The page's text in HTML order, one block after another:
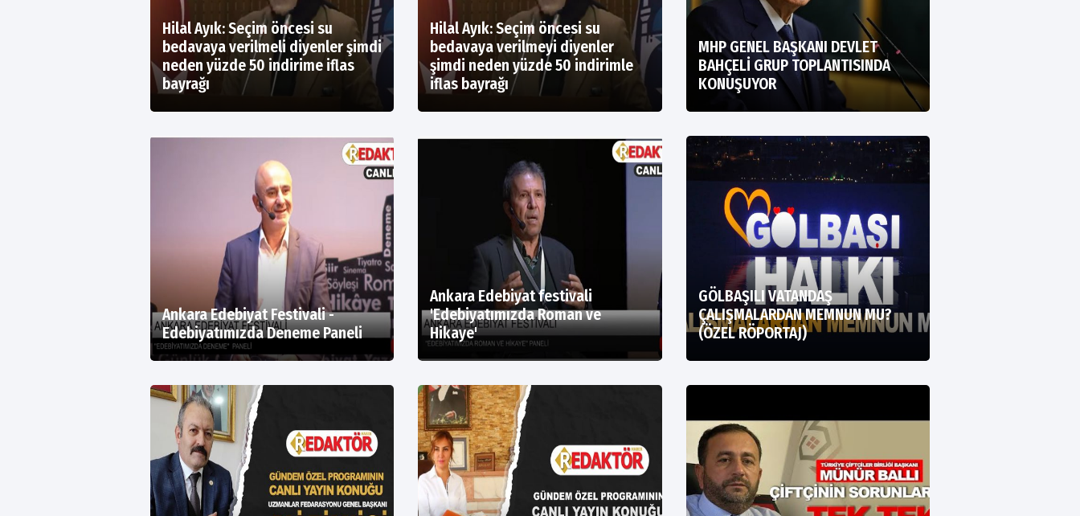
Hilal Ayık: Seçim öncesi su
bedavaya verilmeli diyenler şimdi
neden yüzde 50 indirime iflas
bayrağı
Hilal Ayık: Seçim öncesi su
bedavaya verilmeyi diyenler
şimdi neden yüzde 50 indirimle
iflas bayrağı
MHP GENEL BAŞKANI DEVLET
BAHÇELİ GRUP TOPLANTISINDA
KONUŞUYOR
Ankara Edebiyat Festivali -
Edebiyatımızda Deneme Paneli
Ankara Edebiyat festivali
'Edebiyatımızda Roman ve
Hikaye'
GÖLBAŞILI VATANDAŞ
ÇALIŞMALARDAN MEMNUN MU?
(ÖZEL RÖPORTAJ)